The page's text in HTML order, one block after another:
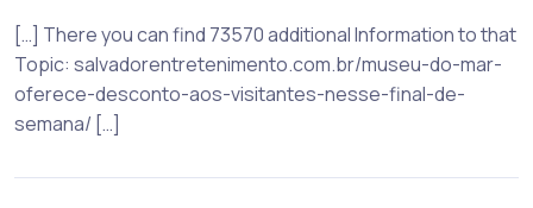
[…] There you can find 73570 additional Information to that
Topic: salvadorentretenimento.com.br/museu-do-mar-
oferece-desconto-aos-visitantes-nesse-final-de-
semana/ […]